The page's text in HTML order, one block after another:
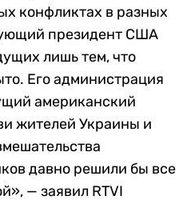
конфликтах в разных
президент США
лишь тем, что
Его администрация
американский
жителей Украины и
давно решили бы все
— заявил RTVI